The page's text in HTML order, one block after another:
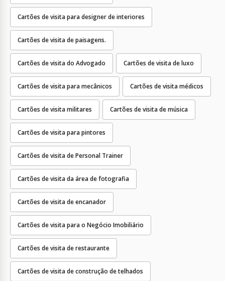
Cartões de visita para designer de interiores
Cartões de visita de paisagens.
Cartões de visita do Advogado Cartões de visita de luxo
Cartões de visita para mecânicos Cartões de visita médicos
Cartões de visita militares Cartões de visita de música
Cartões de visita para pintores
Cartões de visita de Personal Trainer
Cartões de visita da área de fotografia
Cartões de visita de encanador
Cartões de visita para o Negócio Imobiliário
Cartões de visita de restaurante
Cartões de visita de construção de telhados